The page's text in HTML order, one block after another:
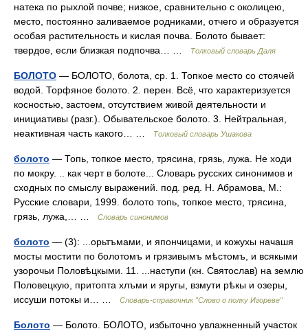
натека по рыхлой почве; низкое, сравнительно с околицею,
место, постоянно заливаемое родниками, отчего и образуется
особая растительность и кислая почва. Болото бывает:
твердое, если близкая подпочва… …
Толковый словарь Даля
БОЛОТО — БОЛОТО, болота, ср. 1. Топкое место со стоячей
водой. Торфяное болото. 2. перен. Всё, что характеризуется
косностью, застоем, отсутствием живой деятельности и
инициативы (разг.). Обывательское болото. 3. Нейтральная,
неактивная часть какого… …
Толковый словарь Ушакова
болото — Топь, топкое место, трясина, грязь, лужа. Не ходи
по мокру. .. как черт в болоте... Словарь русских синонимов и
сходных по смыслу выражений. под. ред. Н. Абрамова, М.:
Русские словари, 1999. болото топь, топкое место, трясина,
грязь, лужа,… …
Словарь синонимов
болото — (3): ...орьтъмами, и япончицами, и кожухы начашя
мосты мостити по болотомъ и грязивымъ мѣстомъ, и всякыми
узорочьи Половѣцкыми. 11. ...наступи (кн. Святослав) на землю
Половецкую, притопта хлъми и яругы, взмути рѣкы и озеры,
иссуши потокы и… …
Словарь-справочник "Слово о полку Игореве"
Болото — Болото. БОЛОТО, избыточно увлажненный участок